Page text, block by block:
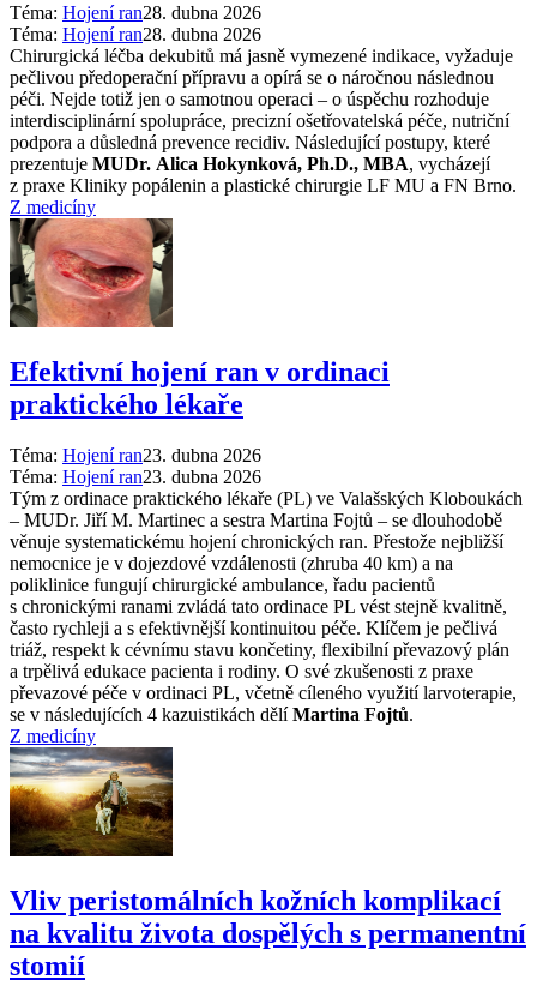
Téma: Hojení ran28. dubna 2026
Téma: Hojení ran28. dubna 2026
Chirurgická léčba dekubitů má jasně vymezené indikace, vyžaduje
pečlivou předoperační přípravu a opírá se o náročnou následnou
péči. Nejde totiž jen o samotnou operaci –⁠ o úspěchu rozhoduje
interdisciplinární spolupráce, precizní ošetřovatelská péče, nutriční
podpora a důsledná prevence recidiv. Následující postupy, které
prezentuje MUDr. Alica Hokynková, Ph.D., MBA, vycházejí
z praxe Kliniky popálenin a plastické chirurgie LF MU a FN Brno.
Z medicíny
Efektivní hojení ran v ordinaci
praktického lékaře
Téma: Hojení ran23. dubna 2026
Téma: Hojení ran23. dubna 2026
Tým z ordinace praktického lékaře (PL) ve Valašských Kloboukách
–⁠ MUDr. Jiří M. Martinec a sestra Martina Fojtů –⁠ se dlouhodobě
věnuje systematickému hojení chronických ran. Přestože nejbližší
nemocnice je v dojezdové vzdálenosti (zhruba 40 km) a na
poliklinice fungují chirurgické ambulance, řadu pacientů
s chronickými ranami zvládá tato ordinace PL vést stejně kvalitně,
často rychleji a s efektivnější kontinuitou péče. Klíčem je pečlivá
triáž, respekt k cévnímu stavu končetiny, flexibilní převazový plán
a trpělivá edukace pacienta i rodiny. O své zkušenosti z praxe
převazové péče v ordinaci PL, včetně cíleného využití larvoterapie,
se v následujících 4 kazuistikách dělíMartina Fojtů.
Z medicíny
Vliv peristomálních kožních komplikací
na kvalitu života dospělých s permanentní
stomií